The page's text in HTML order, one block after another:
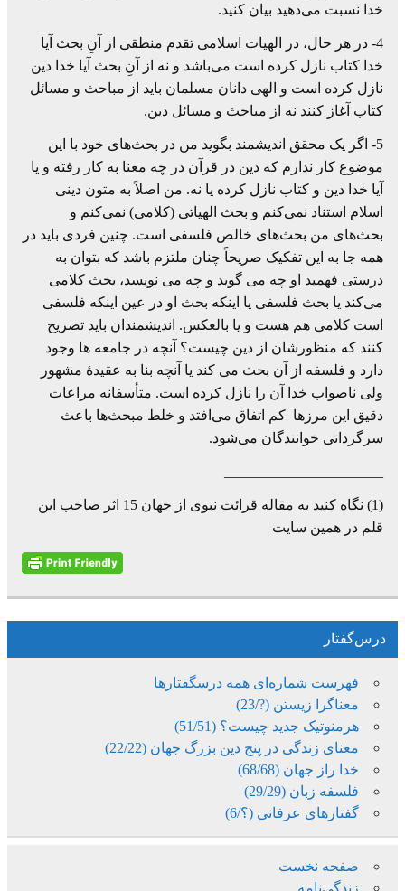
خدا نسبت می‌دهید بیان کنید.
4- در هر حال، در الهیات اسلامی تقدم منطقی از آنِ بحث آیا
خدا کتاب نازل کرده است می‌باشد و نه از آنِ بحث آیا خدا دین
نازل کرده است و الهی دانان مسلمان باید از مباحث و مسائل
کتاب آغاز کنند نه از مباحث و مسائل دین.
5- اگر یک محقق اندیشمند بگوید من در بحث‌های خود با این
موضوع کار ندارم که دین در قرآن در چه معنا به کار رفته و یا
آیا خدا دین و کتاب نازل کرده یا نه. من اصلاً به متون دینی
اسلام استناد نمی‌کنم و بحث الهیاتی (کلامی) نمی‌کنم و
بحث‌های من بحث‌های خالص فلسفی است. چنین فردی باید در
همه جا به این تفکیک صریحاً چنان ملتزم باشد که بتوان به
درستی فهمید او چه می گوید و چه می نویسد، بحث کلامی
می‌کند یا بحث فلسفی یا اینکه بحث او در عین اینکه فلسفی
است کلامی هم هست و یا بالعکس. اندیشمندان باید تصریح
کنند که منظورشان از دین چیست؟ آنچه در جامعه ها وجود
دارد و فلسفه از آن بحث می کند یا آنچه بنا به عقیدۀ مشهور
ولی ناصواب خدا آن را نازل کرده است. متأسفانه مراعات
دقیق این مرزها کم اتفاق می‌افتد و خلط مبحث‌ها باعث
سرگردانی خوانندگان می‌شود.
(1) نگاه کنید به مقاله قرائت نبوی از جهان 15 اثر صاحب این
قلم در همین سایت
درس‌گفتار
فهرست شماره‌ای همه درسگفتارها
معناگرا زیستن (?/23)
هرمنوتیک جدید چیست؟ (51/51)
معنای زندگی در پنج دین بزرگ جهان (22/22)
خدا راز جهان (68/68)
فلسفه زبان (29/29)
گفتارهای عرفانی (؟/6)
صفحه نخست